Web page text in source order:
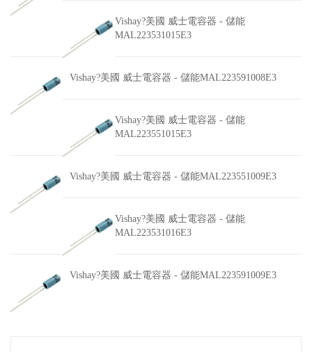
Vishay?美國 威士電容器 - 儲能
MAL223531015E3
Vishay?美國 威士電容器 - 儲能MAL223591008E3
Vishay?美國 威士電容器 - 儲能
MAL223551015E3
Vishay?美國 威士電容器 - 儲能MAL223551009E3
Vishay?美國 威士電容器 - 儲能
MAL223531016E3
Vishay?美國 威士電容器 - 儲能MAL223591009E3